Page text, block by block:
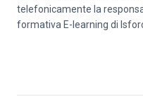
telefonicamente la
formativa E-learning di